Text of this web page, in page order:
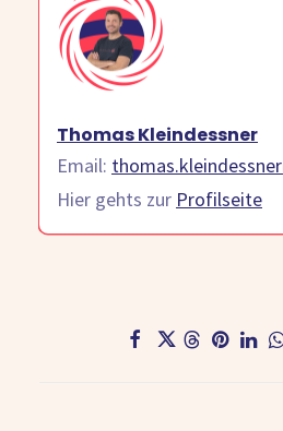
Thomas Kleindessner
Email:
Hier gehts zur Profilseite